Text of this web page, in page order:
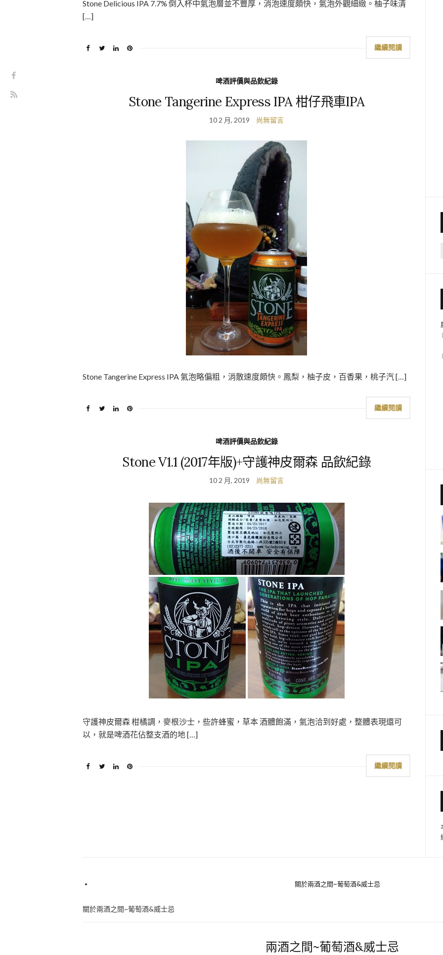
Stone Delicious IPA 7.7% 倒入杯中氣泡層並不豐厚，消泡速度頗快，氣泡外觀細緻。柚子味清
[…]
繼續閱讀
啤酒評價與品飲紀錄
Stone Tangerine Express IPA 柑仔飛車IPA
10 2 月, 2019 尚無留言
Stone Tangerine Express IPA 氣泡略偏粗，消散速度頗快。鳳梨，柚子皮，百香果，桃子汽 […]
繼續閱讀
啤酒評價與品飲紀錄
Stone V1.1 (2017年版)+守護神皮爾森 品飲紀錄
10 2 月, 2019 尚無留言
守護神皮爾森 柑橘調，麥根沙士，些許蜂蜜，草本 酒體飽滿，氣泡洽到好處，整體表現還可
以，就是啤酒花佔整支酒的地 […]
繼續閱讀
關於兩酒之間~葡萄酒&威士忌
關於兩酒之間~葡萄酒&威士忌
兩酒之間~葡萄酒&威士忌